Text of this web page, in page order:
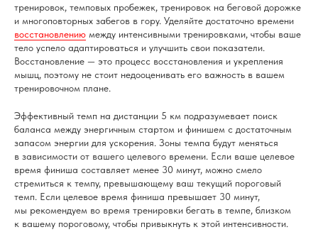
тренировок, темповых пробежек, тренировок на беговой дорожке
и многоповторных забегов в гору. Уделяйте достаточно времени
восстановлению между интенсивными тренировками, чтобы ваше
тело успело адаптироваться и улучшить свои показатели.
Восстановление — это процесс восстановления и укрепления
мышц, поэтому не стоит недооценивать его важность в вашем
тренировочном плане.
Эффективный темп на дистанции 5 км подразумевает поиск
баланса между энергичным стартом и финишем с достаточным
запасом энергии для ускорения. Зоны темпа будут меняться
в зависимости от вашего целевого времени. Если ваше целевое
время финиша составляет менее 30 минут, можно смело
стремиться к темпу, превышающему ваш текущий пороговый
темп. Если целевое время финиша превышает 30 минут,
мы рекомендуем во время тренировки бегать в темпе, близком
к вашему пороговому, чтобы привыкнуть к этой интенсивности.